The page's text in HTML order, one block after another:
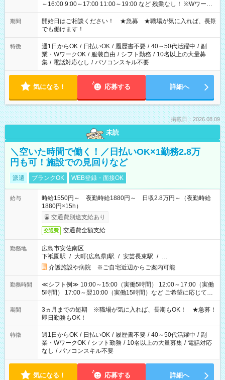
～16:00 9:00～17:00 11:00～19:00 など 残業なし！ ※Wワーク
の場合、他のお仕事と合わせ週40時間超の就業はご案内できま
せん ※法令に基づき、週20時間以上勤務は社会保険への加入対
象となります ※労働者派遣法（日雇い派遣の原則禁止）によ
り、短時間・短期間の就業はご案内が難しい場合があります
期間
開始日はご相談ください！ ★急募 ★職場が気に入れば、長期
でも働けます！
特徴 週1日からOK / 日払いOK / 履歴書不要 / 40～50代活躍中 / 副
業・WワークOK / 服装自由 / シフト勤務 / 10名以上の大量募
集 / 電話対応なし / パソコンスキル不要
気になる！ 応募する 詳細へ
掲載日：2026.08.09
未読
＼空いた時間で働く！／日払いOK×1勤務2.8万
円も可！施設での見回りなど
派遣 ブランクOK WEB登録・面接OK
給与
時給1550円～ 夜勤時給1880円～ 日収2.8万円～（夜勤時給
1880円×15h）
交通費別途支給あり
交通費 交通費全額支給
勤務地
広島市安佐南区
下祇園駅 / 大町(広島県)駅 / 安芸長束駅 / …
介護施設や病院 ※ご自宅近辺からご案内可能
勤務時間
≪シフト例≫ 10:00～15:00（実働5時間） 12:00～17:00（実働
5時間） 17:00～翌10:00（実働15時間）など ご希望に応じて、
働く時間は調整できます！ お気軽に担当へ相談ください！
期間
3ヵ月までの短期 ※職場が気に入れば、長期もOK！ ★急募！
即日勤務もOK！
特徴 週1日からOK / 日払いOK / 履歴書不要 / 40～50代活躍中 / 副
業・WワークOK / シフト勤務 / 10名以上の大量募集 / 電話対応
なし / パソコンスキル不要
気になる！ 応募する 詳細へ